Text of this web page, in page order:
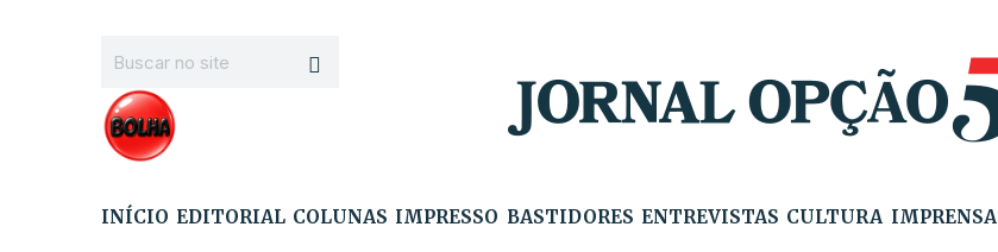
INÍCIO EDITORIAL COLUNAS IMPRESSO BASTIDORES ENTREVISTAS CULTURA IMPRENSA